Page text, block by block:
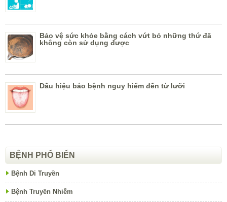
Bảo vệ sức khỏe bằng cách vứt bỏ những thứ đã
không còn sử dụng được
Dấu hiệu báo bệnh nguy hiểm đến từ lưỡi
BỆNH PHỔ BIẾN
Bệnh Di Truyền
Bệnh Truyền Nhiễm